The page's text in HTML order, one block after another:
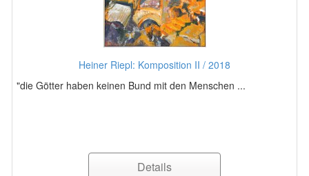
Heiner Riepl: Komposition II / 2018
"die Götter haben keinen Bund mit den Menschen ...
Details